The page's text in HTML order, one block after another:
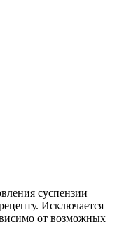
суспензии
Исключается
от возможных